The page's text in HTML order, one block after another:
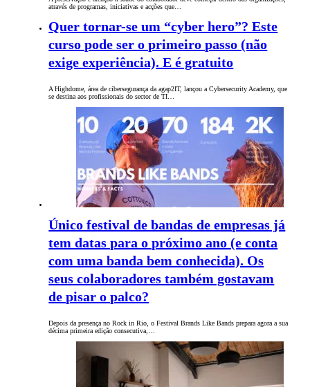
através de programas, iniciativas e acções que…
Quer tornar-se um “cyber hero”? Este
curso pode ser o primeiro passo (não
exige experiência). E é gratuito
A Highdome, área de cibersegurança da agap2IT, lançou a Cybersecurity Academy, que
se destina aos profissionais do sector de TI…
Único festival de bandas de empresas já
tem datas para o próximo ano (e conta
com uma banda bem conhecida). Os
seus colaboradores também gostavam
de pisar o palco?
Depois da presença no Rock in Rio, o Festival Brands Like Bands prepara agora a sua
décima primeira edição consecutiva,…